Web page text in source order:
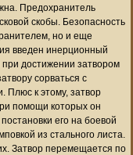
Предохранитель
скобы. Безопасность
но и еще
введен инерционный
достижении затвором
сорваться с
Плюс к этому, затвор
помощи которых он
его на боевой
из стального листа.
Затвор перемещается по